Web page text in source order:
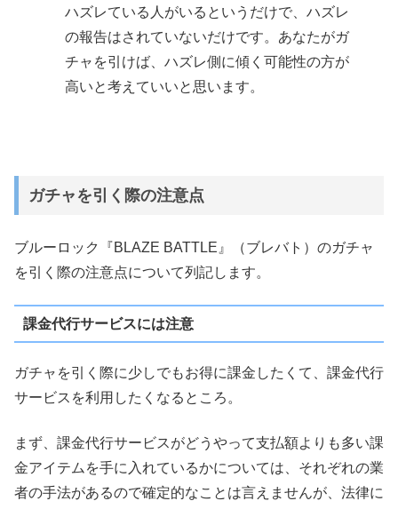
ハズレている人がいるというだけで、ハズレ
の報告はされていないだけです。あなたがガ
チャを引けば、ハズレ側に傾く可能性の方が
高いと考えていいと思います。
ガチャを引く際の注意点
ブルーロック『BLAZE BATTLE』（ブレバト）のガチャ
を引く際の注意点について列記します。
課金代行サービスには注意
ガチャを引く際に少しでもお得に課金したくて、課金代行
サービスを利用したくなるところ。
まず、課金代行サービスがどうやって支払額よりも多い課
金アイテムを手に入れているかについては、それぞれの業
者の手法があるので確定的なことは言えませんが、法律に